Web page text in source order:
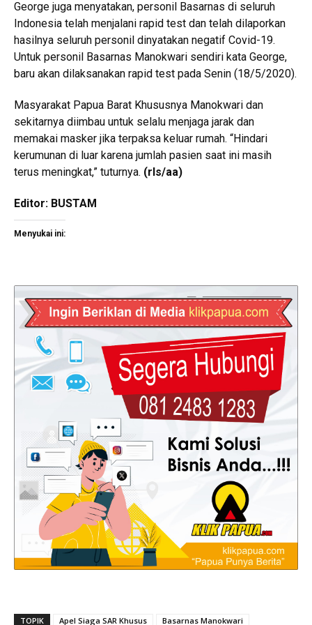
George juga menyatakan, personil Basarnas di seluruh
Indonesia telah menjalani rapid test dan telah dilaporkan
hasilnya seluruh personil dinyatakan negatif Covid-19.
Untuk personil Basarnas Manokwari sendiri kata George,
baru akan dilaksanakan rapid test pada Senin (18/5/2020).
Masyarakat Papua Barat Khususnya Manokwari dan
sekitarnya diimbau untuk selalu menjaga jarak dan
memakai masker jika terpaksa keluar rumah. “Hindari
kerumunan di luar karena jumlah pasien saat ini masih
terus meningkat,” tuturnya. (rls/aa)
Editor: BUSTAM
Menyukai ini:
TOPIK Apel Siaga SAR Khusus Basarnas Manokwari